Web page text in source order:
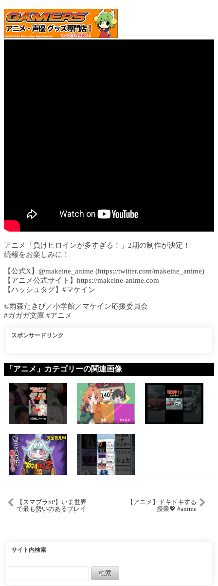
アニメ「負けヒロインが多すぎる！」2期の制作が決定！
続報をお楽しみに！
【公式X】@makeine_anime (https://twitter.com/makeine_anime)
【アニメ公式サイト】https://makeine-anime.com
【ハッシュタグ】#マケイン
©雨森たきび／小学館／マケイン応援委員会
#ガガガ文庫 #アニメ
スポンサードリンク
「アニメ」カテゴリーの関連画像
【スマブラSP】いま世界
で最も勢いのあるプレイ
【アニメ】ドキドキする
授業💖 #anime
サイト内検索